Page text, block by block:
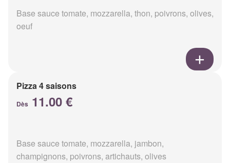
Base sauce tomate, mozzarella, thon, poivrons, olives,
oeuf
Pizza 4 saisons
Dès 11.00 €
Base sauce tomate, mozzarella, jambon,
champignons, poivrons, artichauts, olives